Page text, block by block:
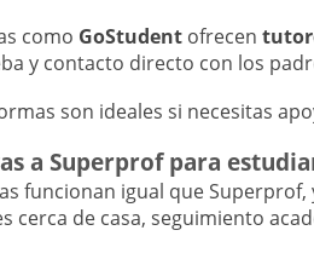
como GoStudent ofrecen
y contacto directo con los
son ideales si necesitas
a Superprof para
funcionan igual que
cerca de casa, seguimiento